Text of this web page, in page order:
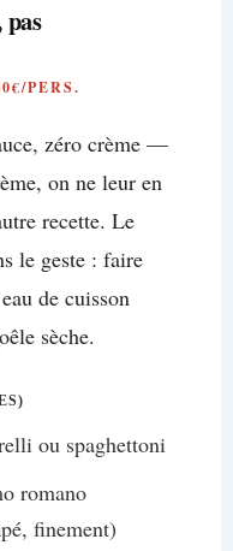
PERS.
zéro crème —
on ne leur en
recette. Le
le geste : faire
de cuisson
sèche.
ou spaghettoni
romano
finement)